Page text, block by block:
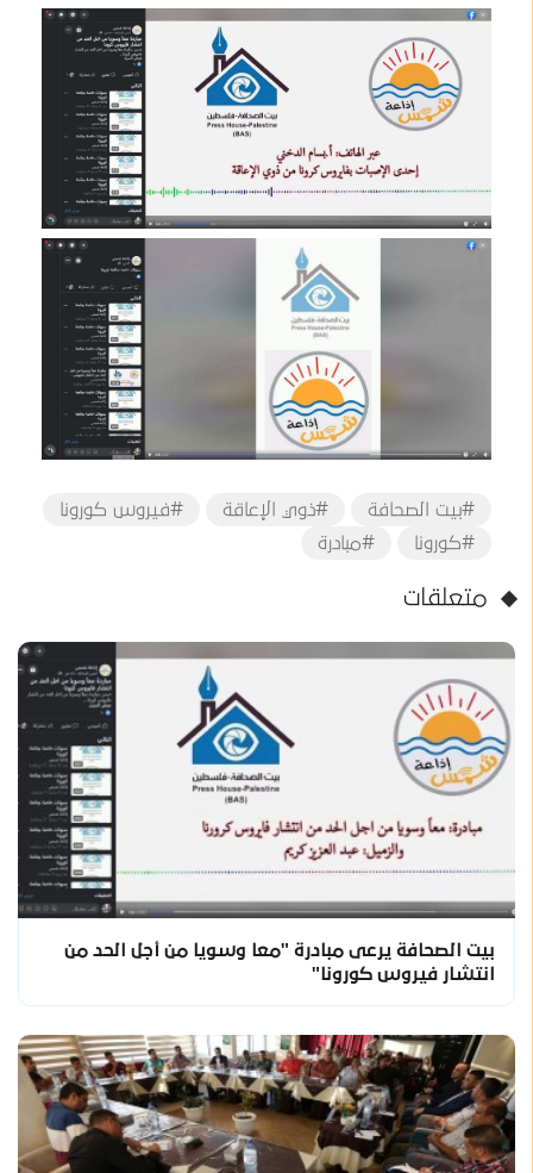
#بيت الصحافة #ذوي الإعاقة
#فيروس كورونا
#كورونا
#مبادرة
متعلقات
بيت الصحافة يرعى مبادرة "معا وسويا من أجل الحد من
انتشار فيروس كورونا"